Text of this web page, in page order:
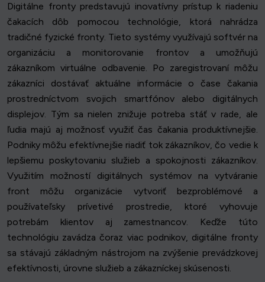
Digitálne fronty predstavujú inovatívny prístup k riadeniu
čakacích dôb pomocou technológie, ktorá nahrádza
tradičné fyzické fronty. Tieto systémy využívajú softvér na
organizáciu a monitorovanie frontov a umožňujú
zákazníkom virtuálne odbavenie. Po zaregistrovaní môžu
zákazníci dostávať aktuálne informácie o čase čakania
prostredníctvom svojich smartfónov alebo digitálnych
displejov. Tým sa nielen znižuje potreba stáť v rade, ale
ľudia majú aj možnosť využiť čas čakania produktívnejšie.
Podniky môžu efektívnejšie riadiť tok zákazníkov, čo vedie k
lepšiemu poskytovaniu služieb a spokojnosti zákazníkov.
Využitím možností digitálnych systémov na vytváranie
front môžu organizácie vytvoriť bezproblémové a
používateľsky prívetivé prostredie, ktoré vyhovuje
potrebám klientov aj zamestnancov. Keďže túto
technológiu zavádza čoraz viac podnikov, digitálne fronty
sa stávajú základným nástrojom na zvýšenie prevádzkovej
efektívnosti, úrovne služieb a zákazníckej skúsenosti.